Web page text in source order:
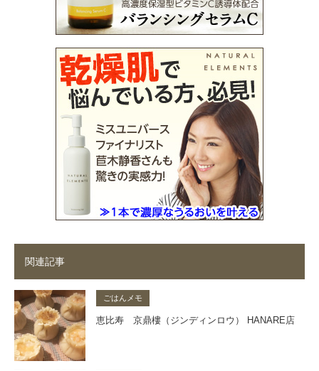
関連記事
ごはんメモ
恵比寿 京鼎樓（ジンディンロウ） HANARE店